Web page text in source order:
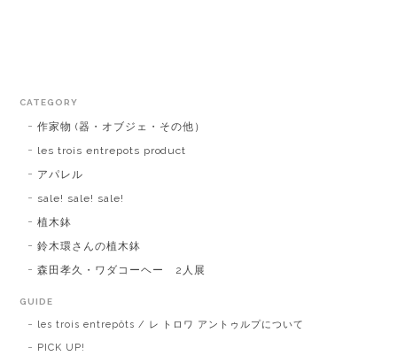
CATEGORY
作家物 (器・オブジェ・その他）
les trois entrepots product
アパレル
sale! sale! sale!
植木鉢
鈴木環さんの植木鉢
森田孝久・ワダコーヘー 2人展
GUIDE
les trois entrepôts / レ トロワ アントゥルプについて
PICK UP!